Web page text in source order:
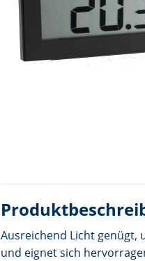
Ausreichend Licht genügt,
und eignet sich